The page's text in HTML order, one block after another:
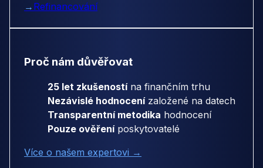
→ Refinancování
Proč nám důvěřovat
25 let zkušenostína finančním trhu
Nezávislé hodnocenízaložené na datech
Transparentní metodika hodnocení
Pouze ověřeníposkytovatelé
Více o našem expertovi →